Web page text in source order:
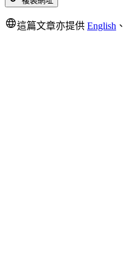
這篇文章亦提供 English 、